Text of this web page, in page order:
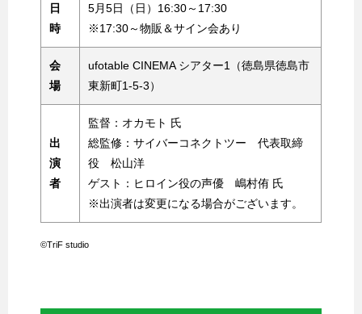
日
時
5月5日（日）16:30～17:30
※17:30～物販＆サイン会あり
会
場
ufotable CINEMA シアター1（徳島県徳島市
東新町1-5-3）
出
演
者
監督：オカモト 氏
総監修：サイバーコネクトツー 代表取締
役 松山洋
ゲスト：ヒロイン役の声優 嶋村侑 氏
※出演者は変更になる場合がございます。
©︎TriF studio